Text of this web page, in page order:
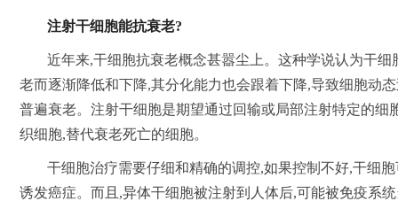
注射干细胞能抗衰老?
近年来,干细胞抗衰老概念甚嚣尘上。这种学说认为干细
老而逐渐降低和下降,其分化能力也会跟着下降,导致细胞动
普遍衰老。注射干细胞是期望通过回输或局部注射特定的细
织细胞,替代衰老死亡的细胞。
干细胞治疗需要仔细和精确的调控,如果控制不好,干细
诱发癌症。而且,异体干细胞被注射到人体后,可能被免疫系